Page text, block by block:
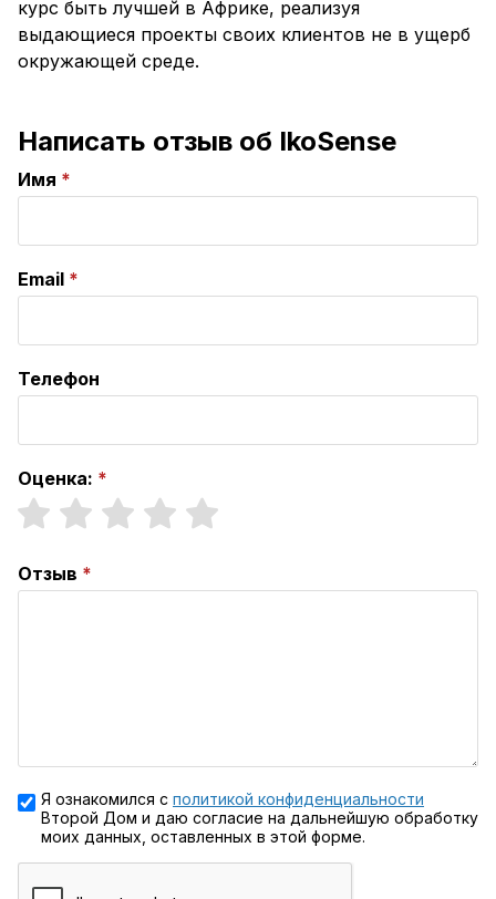
курс быть лучшей в Африке, реализуя
выдающиеся проекты своих клиентов не в ущерб
окружающей среде.
Написать отзыв об IkoSense
Имя
Email
Телефон
Оценка:
Отзыв
Я ознакомился с политикой конфиденциальности
Второй Дом и даю согласие на дальнейшую обработку
моих данных, оставленных в этой форме.